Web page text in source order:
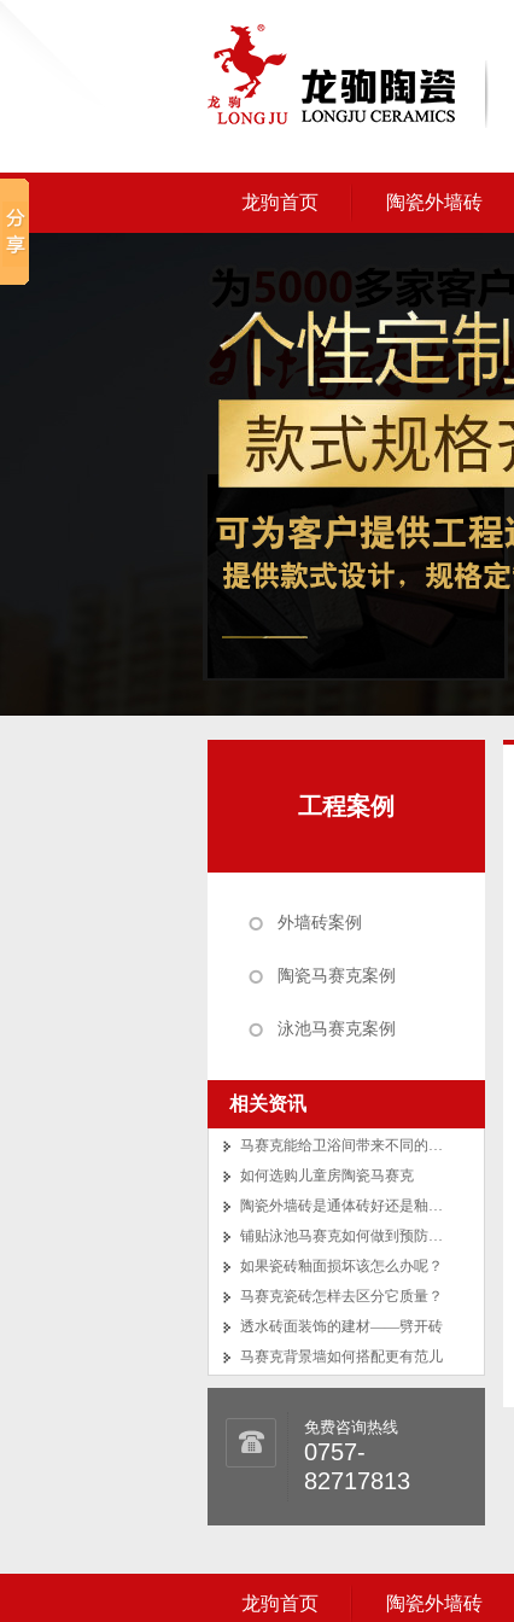
龙驹首页 陶瓷外墙砖
工程案例
外墙砖案例
陶瓷马赛克案例
泳池马赛克案例
相关资讯
马赛克能给卫浴间带来不同的风格
如何选购儿童房陶瓷马赛克
陶瓷外墙砖是通体砖好还是釉面砖好？
铺贴泳池马赛克如何做到预防马赛克脱落？
如果瓷砖釉面损坏该怎么办呢？
马赛克瓷砖怎样去区分它质量？
透水砖面装饰的建材——劈开砖
马赛克背景墙如何搭配更有范儿
免费咨询热线
0757-
82717813
龙驹首页 陶瓷外墙砖